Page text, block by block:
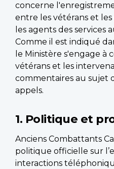
concerne
entre les vétérans et
les agents des services
Comme il est indiqué
le Ministère s'engage à
vétérans et les
commentaires au sujet
appels.
1. Politique et
Anciens Combattants
politique officielle sur
interactions